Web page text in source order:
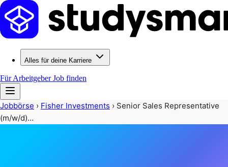
Alles für deine Karriere
Für ArbeitgeberJob finden
Jobbörse › Fisher Investments › Senior Sales Representative
(m/w/d)…